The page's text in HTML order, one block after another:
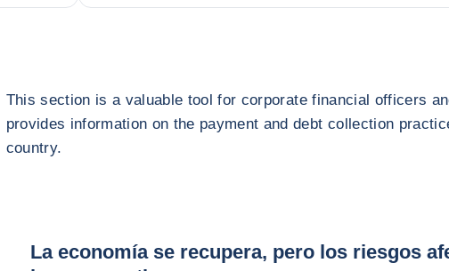
This section is a valuable tool for corporate financial officers
provides information on the payment and debt collection
country.
La economía se recupera, pero los riesgos